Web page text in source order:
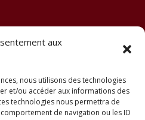
aux
nous utilisons des technologies
et/ou accéder aux informations des
technologies nous permettra de
de navigation ou les ID